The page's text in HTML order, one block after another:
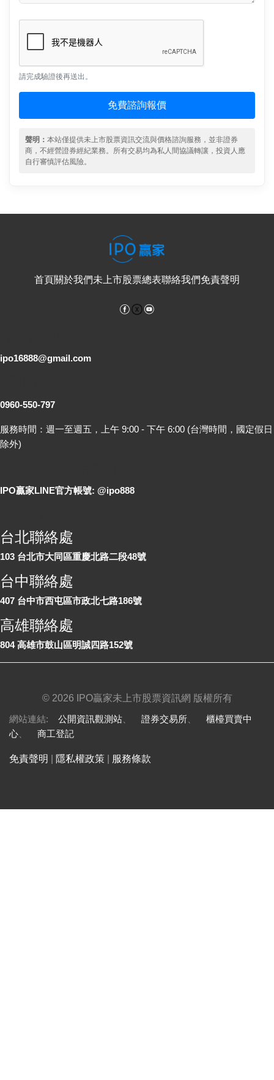
請完成驗證後再送出。
免費諮詢報價
聲明： 本站僅提供未上市股票資訊交流與價格諮詢服務，並非證券
商，不經營證券經紀業務。所有交易均為私人間協議轉讓，投資人應
自行審慎評估風險。
首頁關於我們未上市股票總表聯絡我們免責聲明
Facebook
ipo16888@gmail.com
0960-550-797
服務時間：週一至週五，上午 9:00 - 下午 6:00 (台灣時間，國定假日
除外)
IPO贏家LINE官方帳號: @ipo888
台北聯絡處
103 台北市大同區重慶北路二段48號
台中聯絡處
407 台中市西屯區市政北七路186號
高雄聯絡處
804 高雄市鼓山區明誠四路152號
© 2026 IPO贏家未上市股票資訊網 版權所有
網站連結: 公開資訊觀測站 證券交易所
櫃檯買賣中
心
商工登記
免責聲明 隱私權政策 服務條款